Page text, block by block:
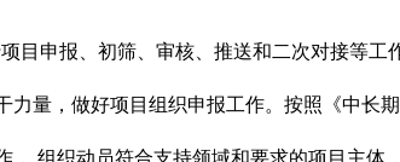
目申报、初筛、审核、推送和二次对接等工
量，做好项目组织申报工作。按照《中长
组织动员符合支持领域和要求的项目主